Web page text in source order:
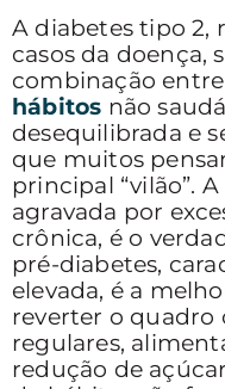
A diabetes tipo 2,
casos da doença,
combinação
hábitos não
desequilibrada e
que muitos
principal “vilão”.
agravada por
crônica, é o
pré-diabetes,
elevada, é a
reverter o quadro
regulares,
redução de